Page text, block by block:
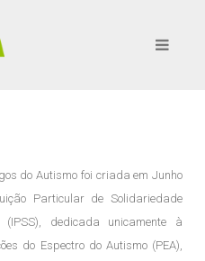
do Autismo foi criada em Junho
Particular de Solidariedade
dedicada unicamente à
do Espectro do Autismo (PEA),